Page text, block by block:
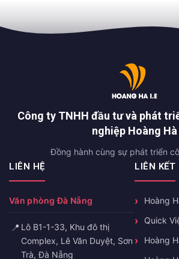
Công ty TNHH đầu tư và phát
nghiệp Hoàng Hà
Đồng hành cùng sự phát triển
LIÊN HỆ
Văn phòng Đà Nẵng
📍 Lô B1-1-33, Khu đô thị
Complex, Lê Văn Duyệt, Sơn
Trà, Đà Nẵng
LIÊN KẾT
Hoàng
Quick
Hoàng